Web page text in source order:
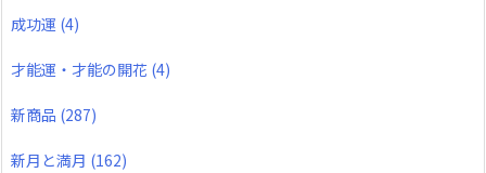
成功運 (4)
才能運・才能の開花 (4)
新商品 (287)
新月と満月 (162)